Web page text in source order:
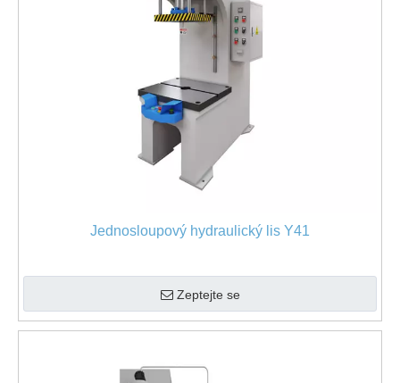
Jednosloupový hydraulický lis Y41
Zeptejte se